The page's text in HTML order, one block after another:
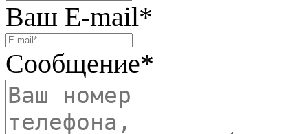
Ваш E-mail*
Сообщение*